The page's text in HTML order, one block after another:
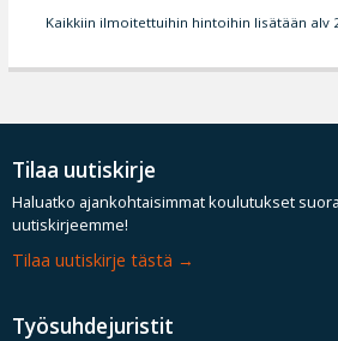
Kaikkiin ilmoitettuihin hintoihin lisätään alv
Tilaa uutiskirje
Haluatko ajankohtaisimmat koulutukset
uutiskirjeemme!
Tilaa uutiskirje tästä
Työsuhdejuristit